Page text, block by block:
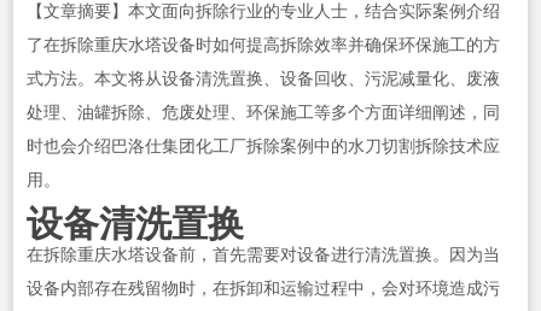
【文章摘要】本文面向拆除行业的专业人士，结合实际案例介绍
了在拆除重庆水塔设备时如何提高拆除效率并确保环保施工的方
式方法。本文将从设备清洗置换、设备回收、污泥减量化、废液
处理、油罐拆除、危废处理、环保施工等多个方面详细阐述，同
时也会介绍巴洛仕集团化工厂拆除案例中的水刀切割拆除技术应
用。
设备清洗置换
在拆除重庆水塔设备前，首先需要对设备进行清洗置换。因为当
设备内部存在残留物时，在拆卸和运输过程中，会对环境造成污